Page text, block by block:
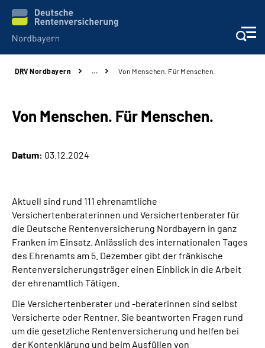
Online-Services
Services
Presse und Experten
Karriere
Über uns
Inhalte in Gebärdensprache (DGS)
Leichte Sprache
DRV Nordbayern … Von Menschen. Für Menschen.
Von Menschen. Für Menschen.
Datum: 03.12.2024
Aktuell sind rund 111 ehrenamtliche
Versichertenberaterinnen und Versichertenberater für
die Deutsche Rentenversicherung Nordbayern in ganz
Franken im Einsatz. Anlässlich des internationalen Tages
des Ehrenamts am 5. Dezember gibt der fränkische
Rentenversicherungsträger einen Einblick in die Arbeit
der ehrenamtlich Tätigen.
Die Versichertenberater und -beraterinnen sind selbst
Versicherte oder Rentner. Sie beantworten Fragen rund
um die gesetzliche Rentenversicherung und helfen bei
der Kontenklärung und beim Ausfüllen von